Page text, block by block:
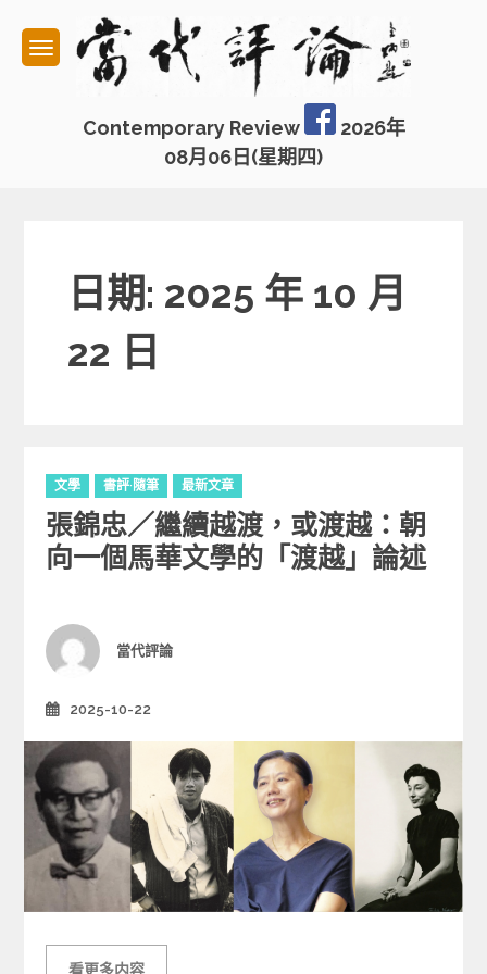
content
Contemporary Review
2026年
08月06日(星期四)
日期: 2025 年 10 月
22 日
C
a
t
e
g
i
e
文學 書評·隨筆 最新文章
張錦忠／繼續越渡，或渡越：朝
向一個馬華文學的「渡越」論述
Author
當代評論
2025-10-22
看更多内容